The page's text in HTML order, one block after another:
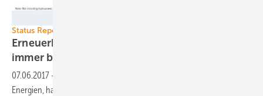
Status Report 2017
Erneuerbare Energien weltweit: immer mehr,
immer billiger
07.06.2017 -
Energien, hat in seinem jährlichen Bericht zum Status der